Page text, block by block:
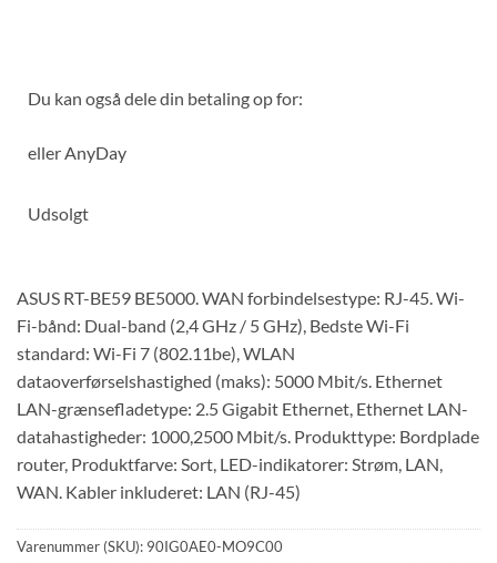
Du kan også dele din betaling op for:
ellerAnyDay
Udsolgt
ASUS RT-BE59 BE5000. WAN forbindelsestype: RJ-45. Wi-
Fi-bånd: Dual-band (2,4 GHz / 5 GHz), Bedste Wi-Fi
standard: Wi-Fi 7 (802.11be), WLAN
dataoverførselshastighed (maks): 5000 Mbit/s. Ethernet
LAN-grænsefladetype: 2.5 Gigabit Ethernet, Ethernet LAN-
datahastigheder: 1000,2500 Mbit/s. Produkttype: Bordplade
router, Produktfarve: Sort, LED-indikatorer: Strøm, LAN,
WAN. Kabler inkluderet: LAN (RJ-45)
Varenummer (SKU): 90IG0AE0-MO9C00